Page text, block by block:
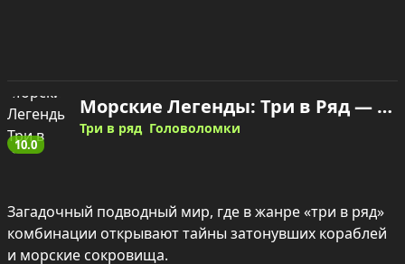
10.0
Морские Легенды: Три в Ряд — играть онлайн
Три в ряд Головоломки
Загадочный подводный мир, где в жанре «три в ряд»
комбинации открывают тайны затонувших кораблей
и морские сокровища.